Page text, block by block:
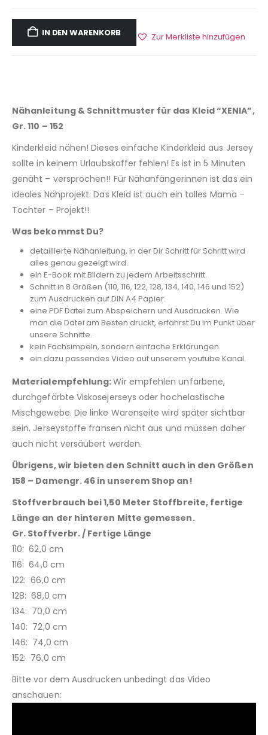
IN DEN WARENKORB Zur Merkliste hinzufügen
Nähanleitung & Schnittmuster für das Kleid “XENIA”,
Gr. 110 – 152
Kinderkleid nähen! Dieses einfache Kinderkleid aus Jersey
sollte in keinem Urlaubskoffer fehlen! Es ist in 5 Minuten
genäht – versprochen!! Für Nähanfängerinnen ist das ein
ideales Nähprojekt. Das Kleid ist auch ein tolles Mama –
Tochter – Projekt!!
Was bekommst Du?
detaillierte Nähanleitung, in der Dir Schritt für Schritt wird
alles genau gezeigt wird.
ein E-Book mit Bildern zu jedem Arbeitsschritt.
Schnitt in 8 Größen (110, 116, 122, 128, 134, 140, 146 und 152)
zum Ausdrucken auf DIN A4 Papier.
eine PDF Datei zum Abspeichern und Ausdrucken. Wie
man die Datei am Besten druckt, erfährst Du im Punkt über
unsere Schnitte.
kein Fachsimpeln, sondern einfache Erklärungen.
ein dazu passendes Video auf unserem youtube Kanal.
Materialempfehlung:Wir empfehlen unfarbene,
durchgefärbte Viskosejerseys oder hochelastische
Mischgewebe. Die linke Warenseite wird später sichtbar
sein. Jerseystoffe fransen nicht aus und müssen daher
auch nicht versäubert werden.
Übrigens, wir bieten den Schnitt auch in den Größen
158 – Damengr. 46 in unserem Shop an!
Stoffverbrauch bei 1,50 Meter Stoffbreite, fertige
Länge an der hinteren Mitte gemessen.
Gr. Stoffverbr. / Fertige Länge
110: 62,0 cm
116: 64,0 cm
122: 66,0 cm
128: 68,0 cm
134: 70,0 cm
140: 72,0 cm
146: 74,0 cm
152: 76,0 cm
Bitte vor dem Ausdrucken unbedingt das Video
anschauen: